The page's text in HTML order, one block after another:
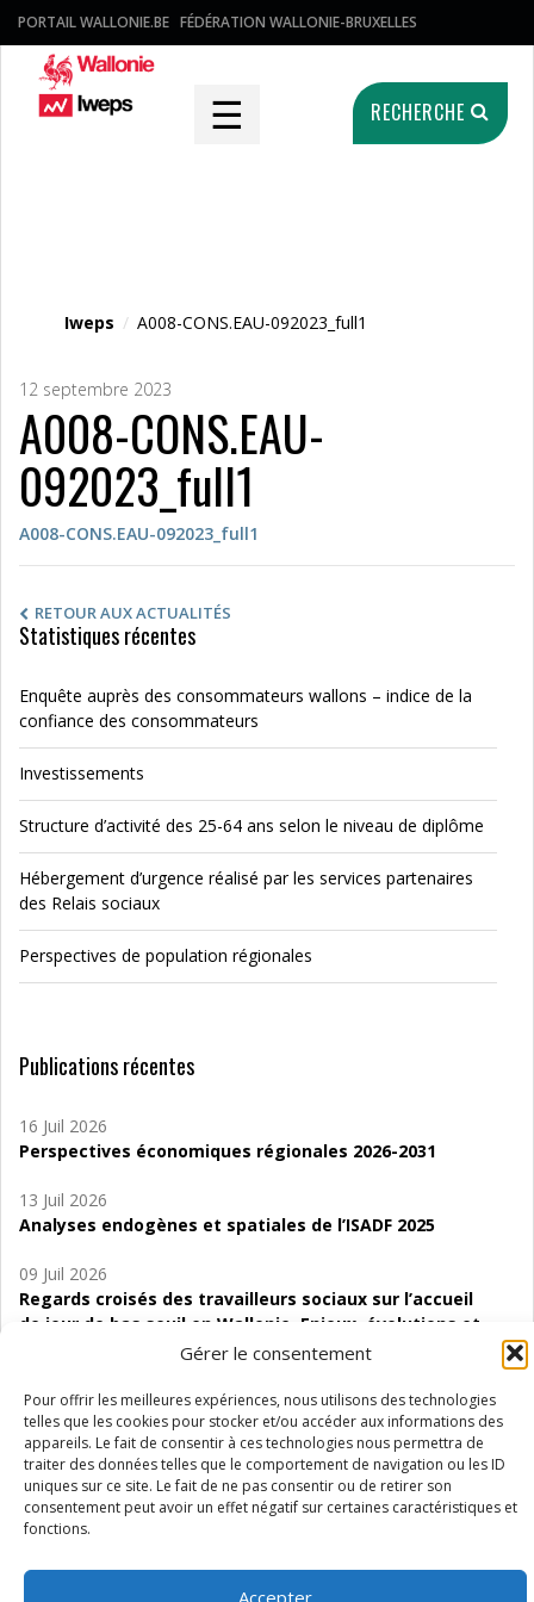
Gérer le consentement
Pour offrir les meilleures expériences, nous utilisons des technologies
telles que les cookies pour stocker et/ou accéder aux informations des
appareils. Le fait de consentir à ces technologies nous permettra de
traiter des données telles que le comportement de navigation ou les ID
uniques sur ce site. Le fait de ne pas consentir ou de retirer son
consentement peut avoir un effet négatif sur certaines caractéristiques et
fonctions.
Accepter
PORTAIL WALLONIE.BE FÉDÉRATION WALLONIE-BRUXELLES
☰ RECHERCHE
Iweps / A008-CONS.EAU-092023_full1
12 septembre 2023
A008-CONS.EAU-
092023_full1
A008-CONS.EAU-092023_full1
RETOUR AUX ACTUALITÉS
Statistiques récentes
Enquête auprès des consommateurs wallons – indice de la
confiance des consommateurs
Investissements
Structure d’activité des 25-64 ans selon le niveau de diplôme
Hébergement d’urgence réalisé par les services partenaires
des Relais sociaux
Perspectives de population régionales
Publications récentes
16 Juil 2026
Perspectives économiques régionales 2026-2031
13 Juil 2026
Analyses endogènes et spatiales de l’ISADF 2025
09 Juil 2026
Regards croisés des travailleurs sociaux sur l’accueil
de jour de bas seuil en Wallonie. Enjeux, évolutions et
06 Juil 2026
Étude d’évaluabilité des Structures
d’accompagnement à l’autocréation d’emploi (SAACE)
01 Juil 2026
Pénurie du personnel infirmier :quels indicateurs
Wallonie ?